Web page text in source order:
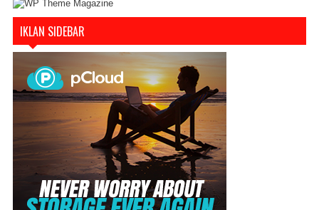
IKLAN SIDEBAR